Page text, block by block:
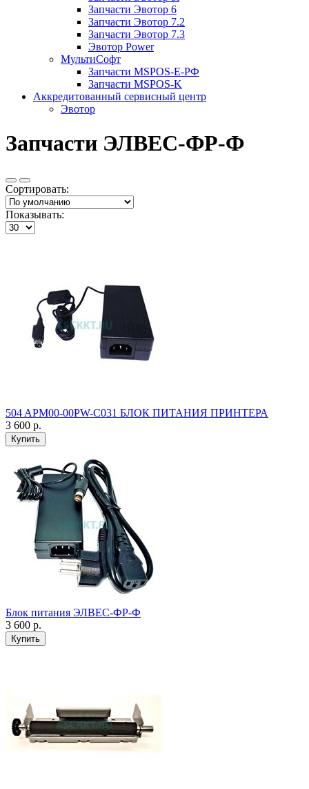
Запчасти Эвотор 6
Запчасти Эвотор 7.2
Запчасти Эвотор 7.3
Эвотор Power
МультиСофт
Запчасти MSPOS-E-PФ
Запчасти MSPOS-K
Аккредитованный сервисный центр
Эвотор
Запчасти ЭЛВЕС-ФР-Ф
Сортировать:
Показывать:
504 APM00-00PW-C031 БЛОК ПИТАНИЯ ПРИНТЕРА
3 600 р.
Купить
Блок питания ЭЛВЕС-ФР-Ф
3 600 р.
Купить